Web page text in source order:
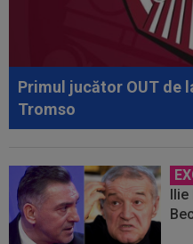
Primul jucător OUT de
Tromso
Ilie